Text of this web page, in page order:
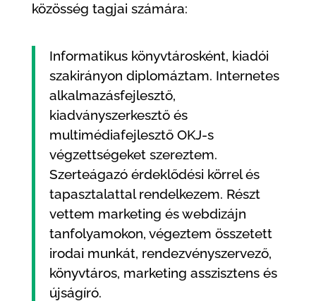
közösség tagjai számára:
Informatikus könyvtárosként, kiadói
szakirányon diplomáztam. Internetes
alkalmazásfejlesztő,
kiadványszerkesztő és
multimédiafejlesztő OKJ-s
végzettségeket szereztem.
Szerteágazó érdeklődési körrel és
tapasztalattal rendelkezem. Részt
vettem marketing és webdizájn
tanfolyamokon, végeztem összetett
irodai munkát, rendezvényszervező,
könyvtáros, marketing asszisztens és
újságíró.